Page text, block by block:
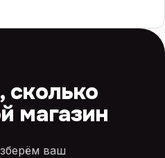
сколько
магазин
ваш